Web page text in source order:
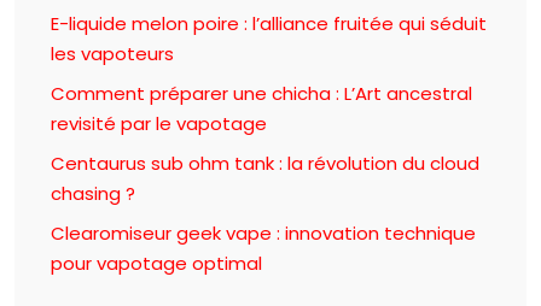
E-liquide melon poire : l’alliance fruitée qui séduit
les vapoteurs
Comment préparer une chicha : L’Art ancestral
revisité par le vapotage
Centaurus sub ohm tank : la révolution du cloud
chasing ?
Clearomiseur geek vape : innovation technique
pour vapotage optimal